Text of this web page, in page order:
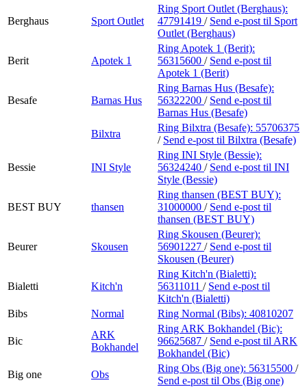
Berghaus Sport Outlet
Ring Sport Outlet (Berghaus):
47791419 / Send e-post til Sport
Outlet (Berghaus)
Berit Apotek 1
Ring Apotek 1 (Berit):
56315600 / Send e-post til
Apotek 1 (Berit)
Besafe Barnas Hus
Ring Barnas Hus (Besafe):
56322200 / Send e-post til
Barnas Hus (Besafe)
Bilxtra
Ring Bilxtra (Besafe): 55706375
/ Send e-post til Bilxtra (Besafe)
Bessie INI Style
Ring INI Style (Bessie):
56324240 / Send e-post til INI
Style (Bessie)
BEST BUY thansen
Ring thansen (BEST BUY):
31000000 / Send e-post til
thansen (BEST BUY)
Beurer Skousen
Ring Skousen (Beurer):
56901227 / Send e-post til
Skousen (Beurer)
Bialetti Kitch'n
Ring Kitch'n (Bialetti):
56311011 / Send e-post til
Kitch'n (Bialetti)
Bibs
Normal Ring Normal (Bibs): 40810207
Bic
ARK
Bokhandel
Ring ARK Bokhandel (Bic):
96625687 / Send e-post til ARK
Bokhandel (Bic)
Big one
Obs
Ring Obs (Big one): 56315500 /
Send e-post til Obs (Big one)